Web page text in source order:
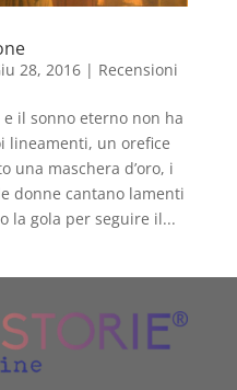
28, 2016| Recensioni
il sonno eterno non ha
lineamenti, un orefice
una maschera d’oro, i
donne cantano lamenti
la gola per seguire il...